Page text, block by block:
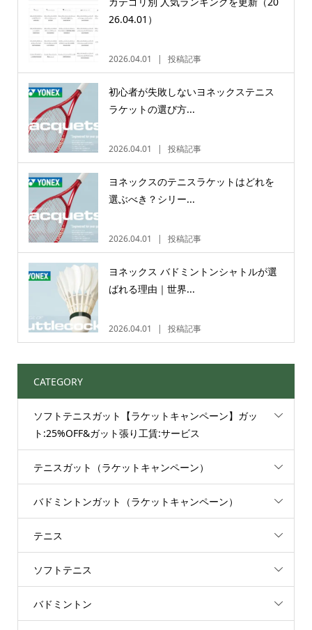
26.04.01）
2026.04.01 投稿記事
初心者が失敗しないヨネックステニス
ラケットの選び方...
2026.04.01 投稿記事
ヨネックスのテニスラケットはどれを
選ぶべき？シリー...
2026.04.01 投稿記事
ヨネックス バドミントンシャトルが選
ばれる理由｜世界...
2026.04.01 投稿記事
CATEGORY
ソフトテニスガット【ラケットキャンペーン】ガッ
ト:25%OFF&ガット張り工賃:サービス
テニスガット（ラケットキャンペーン）
バドミントンガット（ラケットキャンペーン）
テニス
ソフトテニス
バドミントン